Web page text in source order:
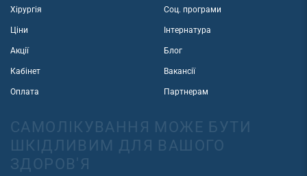
Хірургія
Ціни
Акції
Кабінет
Оплата
Соц. програми
Інтернатура
Блог
Вакансії
Партнерам
САМОЛІКУВАННЯ МОЖЕ БУТИ
ШКІДЛИВИМ ДЛЯ ВАШОГО
ЗДОРОВ'Я